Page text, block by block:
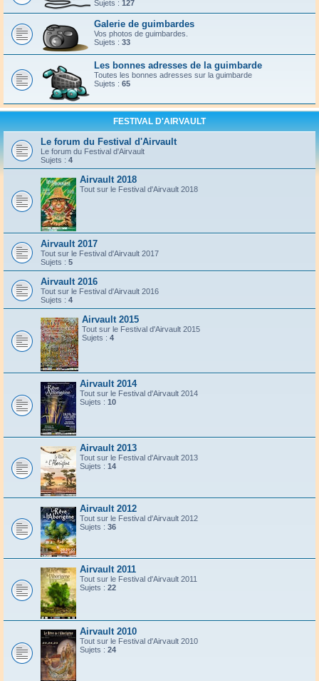
Sujets : 127
Galerie de guimbardes
Vos photos de guimbardes.
Sujets : 33
Les bonnes adresses de la guimbarde
Toutes les bonnes adresses sur la guimbarde
Sujets : 65
FESTIVAL D'AIRVAULT
Le forum du Festival d'Airvault
Le forum du Festival d'Airvault
Sujets : 4
Airvault 2018
Tout sur le Festival d'Airvault 2018
Airvault 2017
Tout sur le Festival d'Airvault 2017
Sujets : 5
Airvault 2016
Tout sur le Festival d'Airvault 2016
Sujets : 4
Airvault 2015
Tout sur le Festival d'Airvault 2015
Sujets : 4
Airvault 2014
Tout sur le Festival d'Airvault 2014
Sujets : 10
Airvault 2013
Tout sur le Festival d'Airvault 2013
Sujets : 14
Airvault 2012
Tout sur le Festival d'Airvault 2012
Sujets : 36
Airvault 2011
Tout sur le Festival d'Airvault 2011
Sujets : 22
Airvault 2010
Tout sur le Festival d'Airvault 2010
Sujets : 24